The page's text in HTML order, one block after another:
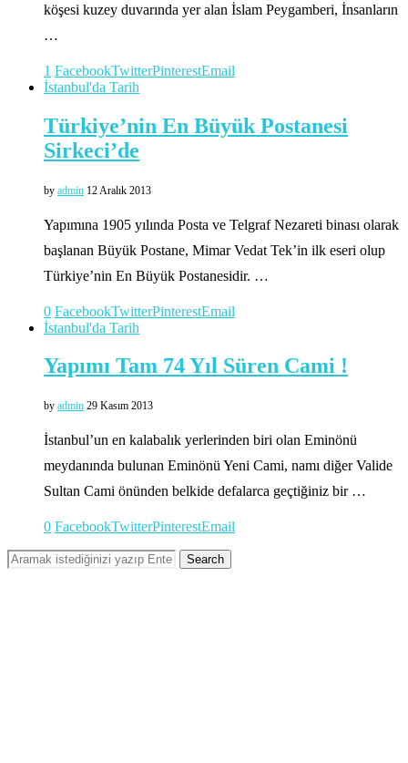
köşesi kuzey duvarında yer alan İslam Peygamberi, İnsanların
…
1 FacebookTwitterPinterestEmail
İstanbul'da Tarih
Türkiye’nin En Büyük Postanesi
Sirkeci’de
by admin 12 Aralık 2013
Yapımına 1905 yılında Posta ve Telgraf Nezareti binası olarak
başlanan Büyük Postane, Mimar Vedat Tek’in ilk eseri olup
Türkiye’nin En Büyük Postanesidir. …
0 FacebookTwitterPinterestEmail
İstanbul'da Tarih
Yapımı Tam 74 Yıl Süren Cami !
by admin 29 Kasım 2013
İstanbul’un en kalabalık yerlerinden biri olan Eminönü
meydanında bulunan Eminönü Yeni Cami, namı diğer Valide
Sultan Cami önünden belkide defalarca geçtiğiniz bir …
0 FacebookTwitterPinterestEmail